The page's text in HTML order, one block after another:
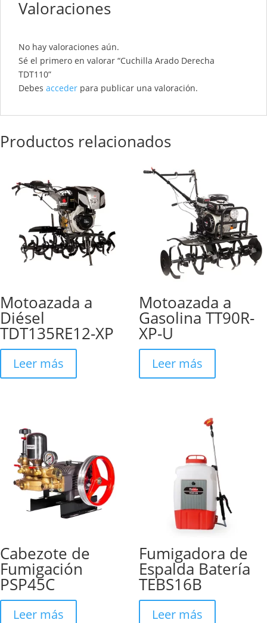
Valoraciones
No hay valoraciones aún.
Sé el primero en valorar “Cuchilla Arado Derecha
TDT110”
Debes acceder para publicar una valoración.
Productos relacionados
Motoazada a
Diésel
TDT135RE12-XP
Leer más
Motoazada a
Gasolina TT90R-
XP-U
Leer más
Cabezote de
Fumigación
PSP45C
Leer más
Fumigadora de
Espalda Batería
TEBS16B
Leer más